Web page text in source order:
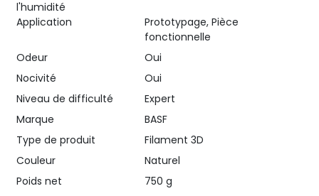
l'humidité
Application
Prototypage, Pièce
fonctionnelle
Odeur
Oui
Nocivité
Oui
Niveau de difficulté
Expert
Marque
BASF
Type de produit
Filament 3D
Couleur
Naturel
Poids net
750 g